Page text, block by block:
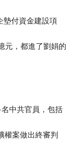
墊付資金建設項
元，都進了劉娟的
中共官員，包括
權案做出終審判